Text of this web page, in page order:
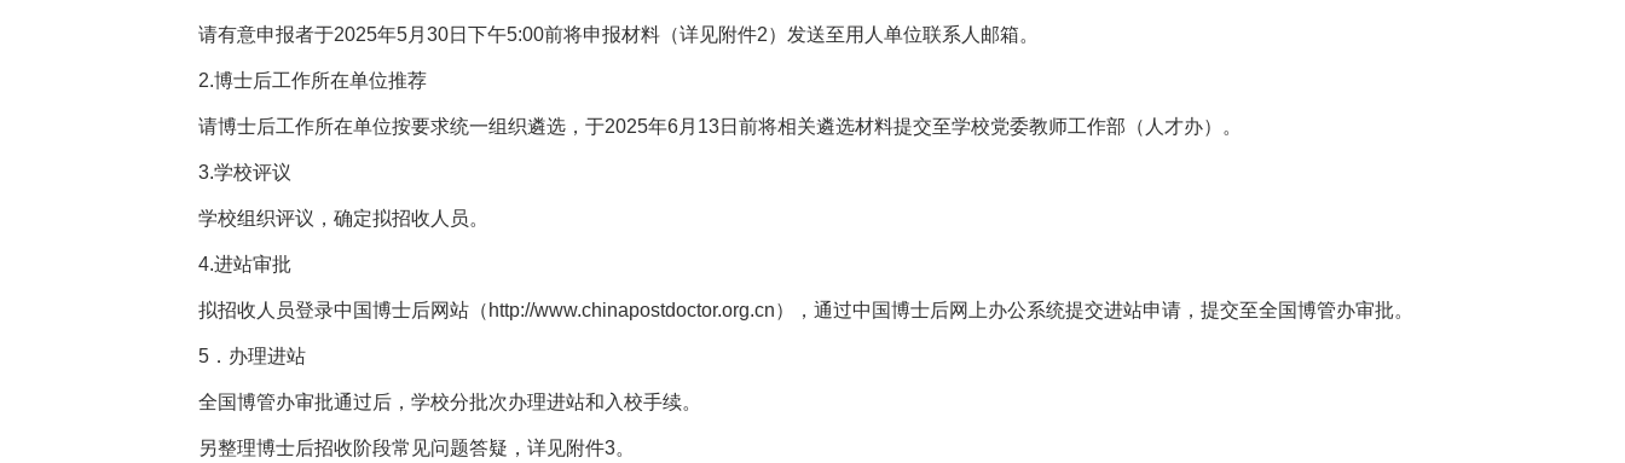
请有意申报者于2025年5月30日下午5:00前将申报材料（详见附件2）发送至用人单位联系人邮箱。
2.博士后工作所在单位推荐
请博士后工作所在单位按要求统一组织遴选，于2025年6月13日前将相关遴选材料提交至学校党委教师工作部（人才办）。
3.学校评议
学校组织评议，确定拟招收人员。
4.进站审批
拟招收人员登录中国博士后网站（http://www.chinapostdoctor.org.cn），通过中国博士后网上办公系统提交进站申请，提交至全国博管办审批。
5．办理进站
全国博管办审批通过后，学校分批次办理进站和入校手续。
另整理博士后招收阶段常见问题答疑，详见附件3。